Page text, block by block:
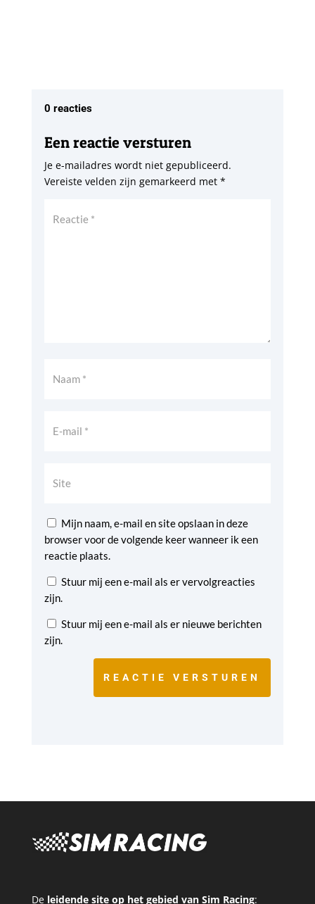
0 reacties
Een reactie versturen
Je e-mailadres wordt niet gepubliceerd.
Vereiste velden zijn gemarkeerd met *
Mijn naam, e-mail en site opslaan in deze
browser voor de volgende keer wanneer ik een
reactie plaats.
Stuur mij een e-mail als er vervolgreacties
zijn.
Stuur mij een e-mail als er nieuwe berichten
zijn.
REACTIE VERSTUREN
De leidende site op het gebied van Sim Racing: